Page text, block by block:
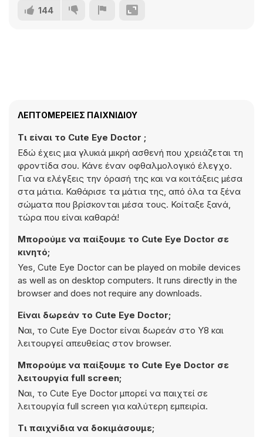
144
ΛΕΠΤΟΜΈΡΕΙΕΣ ΠΑΙΧΝΙΔΙΟΎ
Τι είναι το Cute Eye Doctor ;
Εδώ έχεις μια γλυκιά μικρή ασθενή που χρειάζεται τη
φροντίδα σου. Κάνε έναν οφθαλμολογικό έλεγχο.
Για να ελέγξεις την όρασή της και να κοιτάξεις μέσα
στα μάτια. Καθάρισε τα μάτια της, από όλα τα ξένα
σώματα που βρίσκονται μέσα τους. Κοίταξε ξανά,
τώρα που είναι καθαρά!
Μπορούμε να παίξουμε το Cute Eye Doctor σε
κινητό;
Yes, Cute Eye Doctor can be played on mobile devices
as well as on desktop computers. It runs directly in the
browser and does not require any downloads.
Είναι δωρεάν το Cute Eye Doctor;
Ναι, το Cute Eye Doctor είναι δωρεάν στο Y8 και
λειτουργεί απευθείας στον browser.
Μπορούμε να παίξουμε το Cute Eye Doctor σε
λειτουργία full screen;
Ναι, το Cute Eye Doctor μπορεί να παιχτεί σε
λειτουργία full screen για καλύτερη εμπειρία.
Τι παιχνίδια να δοκιμάσουμε;